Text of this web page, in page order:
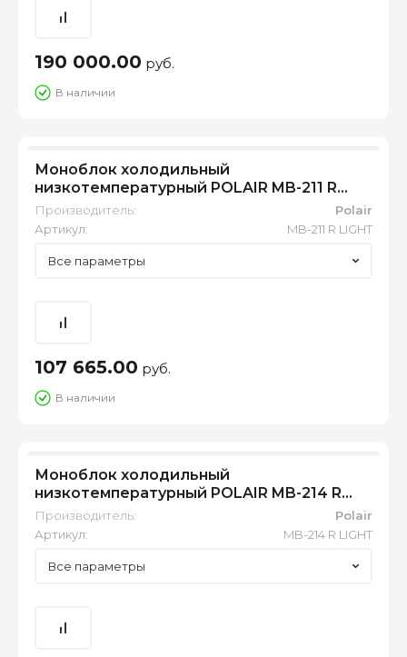
190 000.00 руб.
В наличии
Моноблок холодильный
низкотемпературный POLAIR MB-211 R
LIGHT
Производитель:
Polair
Артикул:
MB-211 R LIGHT
Все параметры
107 665.00 руб.
В наличии
Моноблок холодильный
низкотемпературный POLAIR MB-214 R
LIGHT
Производитель:
Polair
Артикул:
MB-214 R LIGHT
Все параметры